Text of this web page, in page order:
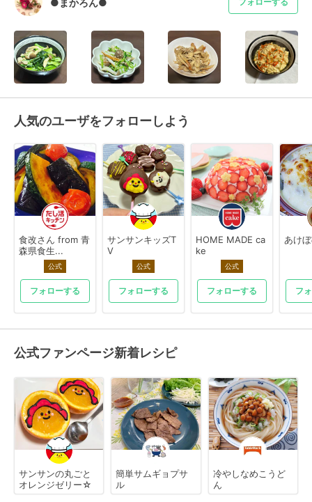
人気のユーザをフォローしよう
食改さん from 青
森県食生...
公式
フォローする
サンサンキッズT
V
公式
フォローする
HOME MADE ca
ke
公式
フォローする
あけ
フ
公式ファンページ新着レシピ
サンサンの丸ごと
オレンジゼリー☆
簡単サムギョプサ
ル
冷やしなめこうど
ん